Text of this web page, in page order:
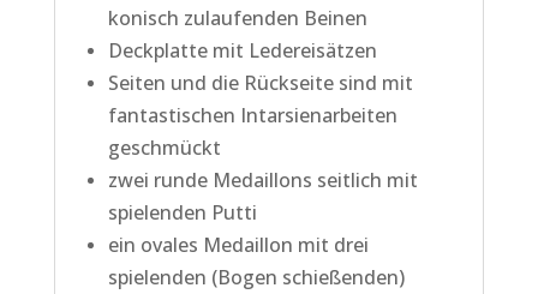
konisch zulaufenden Beinen
Deckplatte mit Ledereisätzen
Seiten und die Rückseite sind mit
fantastischen Intarsienarbeiten
geschmückt
zwei runde Medaillons seitlich mit
spielenden Putti
ein ovales Medaillon mit drei
spielenden (Bogen schießenden)